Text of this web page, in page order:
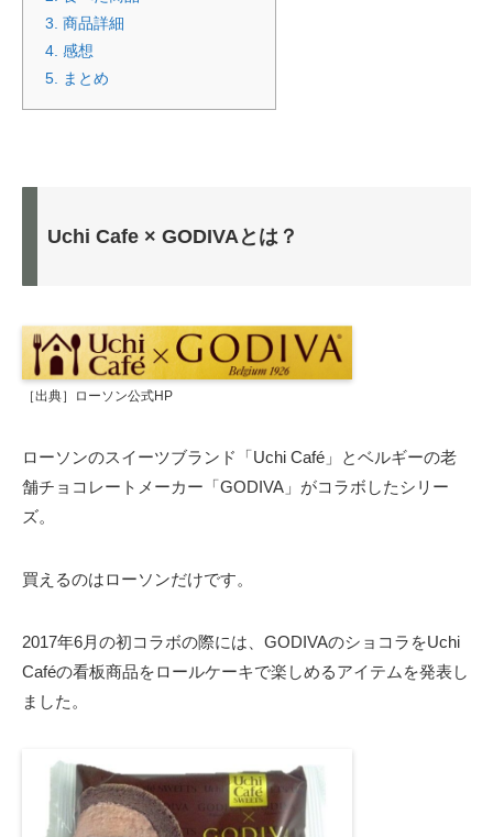
3. 商品詳細
4. 感想
5.
まとめ
Uchi Cafe × GODIVAとは？
［出典］ローソン公式HP
ローソンのスイーツブランド「Uchi Café」とベルギーの老
舗チョコレートメーカー「GODIVA」がコラボしたシリー
ズ。
買えるのはローソンだけです。
2017年6月の初コラボの際には、GODIVAのショコラをUchi
Caféの看板商品をロールケーキで楽しめるアイテムを発表し
ました。